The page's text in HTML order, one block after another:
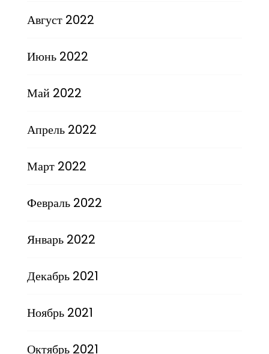
Август 2022
Июнь 2022
Май 2022
Апрель 2022
Март 2022
Февраль 2022
Январь 2022
Декабрь 2021
Ноябрь 2021
Октябрь 2021